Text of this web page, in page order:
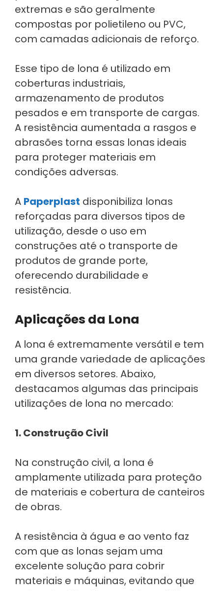
extremas e são geralmente
compostas por polietileno ou PVC,
com camadas adicionais de reforço.
Esse tipo de lona é utilizado em
coberturas industriais,
armazenamento de produtos
pesados e em transporte de cargas.
A resistência aumentada a rasgos e
abrasões torna essas lonas ideais
para proteger materiais em
condições adversas.
A Paperplast disponibiliza lonas
reforçadas para diversos tipos de
utilização, desde o uso em
construções até o transporte de
produtos de grande porte,
oferecendo durabilidade e
resistência.
Aplicações da Lona
A lona é extremamente versátil e tem
uma grande variedade de aplicações
em diversos setores. Abaixo,
destacamos algumas das principais
utilizações de lona no mercado:
1. Construção Civil
Na construção civil, a lona é
amplamente utilizada para proteção
de materiais e cobertura de canteiros
de obras.
A resistência à água e ao vento faz
com que as lonas sejam uma
excelente solução para cobrir
materiais e máquinas, evitando que